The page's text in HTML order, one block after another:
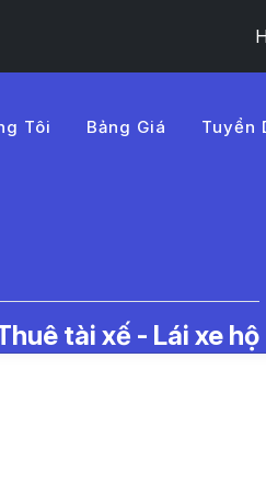
Tôi Bảng Giá Tuyển
tài xế - Lái xe hộ
Xế Lái Xe Hộ |